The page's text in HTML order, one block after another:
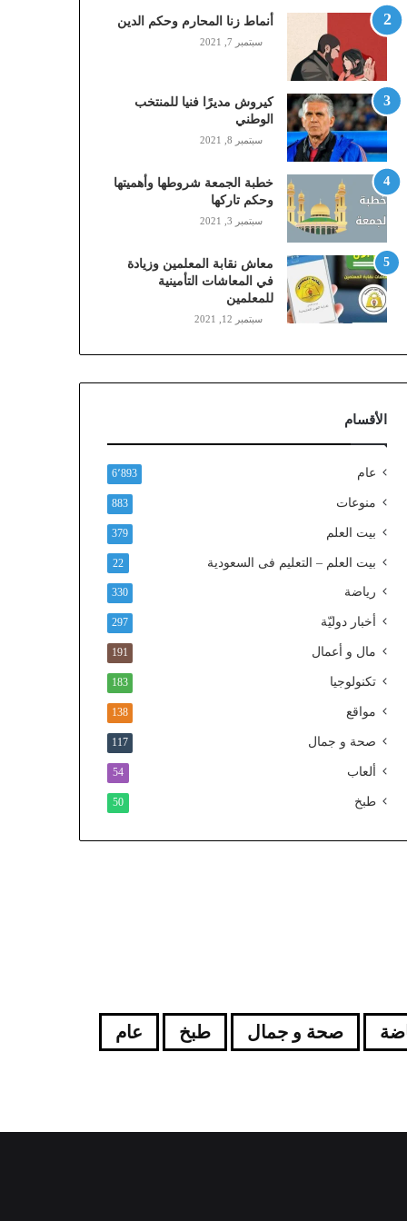
,
م
ا
ي
ل
ي
،
ز
ي
ن
)
ع
ب
ر
ا
ن
ذ
و
ن
ي
ل
م
ح
أنماط زنا المحارم وحكم الدين
سبتمبر 7, 2021
كيروش مديرًا فنيا للمنتخب
الوطني
سبتمبر 8, 2021
خطبة الجمعة شروطها وأهميتها
وحكم تاركها
سبتمبر 3, 2021
معاش نقابة المعلمين وزيادة
في المعاشات التأمينية
للمعلمين
سبتمبر 12, 2021
الأقسام
عام 6٬893
منوعات 883
بيت العلم 379
بيت العلم – التعليم فى السعودية 22
رياضة 330
أخبار دوليّة 297
مال و أعمال 191
تكنولوجيا 183
مواقع 138
صحة و جمال 117
ألعاب 54
طبخ 50
صحة و جمال طبخ عام